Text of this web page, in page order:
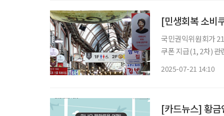
[민생회복 소비
국민권익위원회가
쿠폰 지급(1, 2차) 관련 이의신청 창구
2025-07-21 14:10
[카드뉴스] 황